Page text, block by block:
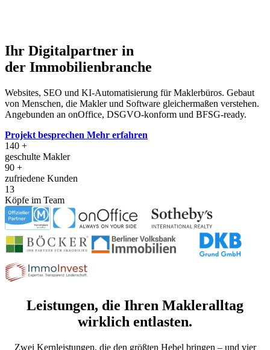
Ihr Digitalpartner in
der Immobilienbranche
Websites, SEO und KI-Automatisierung für Maklerbüros. Gebaut
von Menschen, die Makler und Software gleichermaßen verstehen.
Angebunden an onOffice, DSGVO-konform und BFSG-ready.
Projekt besprechen Mehr erfahren
140 +
geschulte Makler
90 +
zufriedene Kunden
13
Köpfe im Team
Leistungen, die Ihren Makleralltag
wirklich entlasten.
Zwei Kernleistungen, die den größten Hebel bringen – und vier